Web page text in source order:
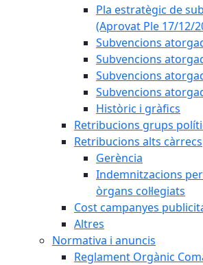
Pla estratègic de
(Aprovat Ple 17/12/
Subvencions
Subvencions
Subvencions
Subvencions
Històric i gràfics
Retribucions grups
Retribucions alts càrrecs
Gerència
Indemnitzacions
òrgans col·legiats
Cost campanyes
Altres
Normativa i anuncis
Reglament Orgànic